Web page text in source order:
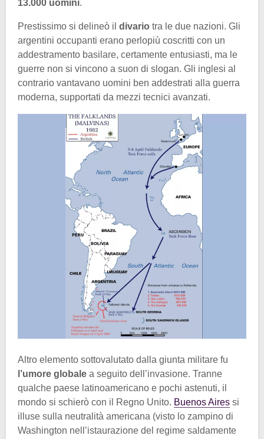
13.000 uomini.
Prestissimo si delineò il divario tra le due nazioni. Gli
argentini occupanti erano perlopiù coscritti con un
addestramento basilare, certamente entusiasti, ma le
guerre non si vincono a suon di slogan. Gli inglesi al
contrario vantavano uomini ben addestrati alla guerra
moderna, supportati da mezzi tecnici avanzati.
Altro elemento sottovalutato dalla giunta militare fu
l’umore globale a seguito dell’invasione. Tranne
qualche paese latinoamericano e pochi astenuti, il
mondo si schierò con il Regno Unito. Buenos Aires si
illuse sulla neutralità americana (visto lo zampino di
Washington nell’istaurazione del regime saldamente